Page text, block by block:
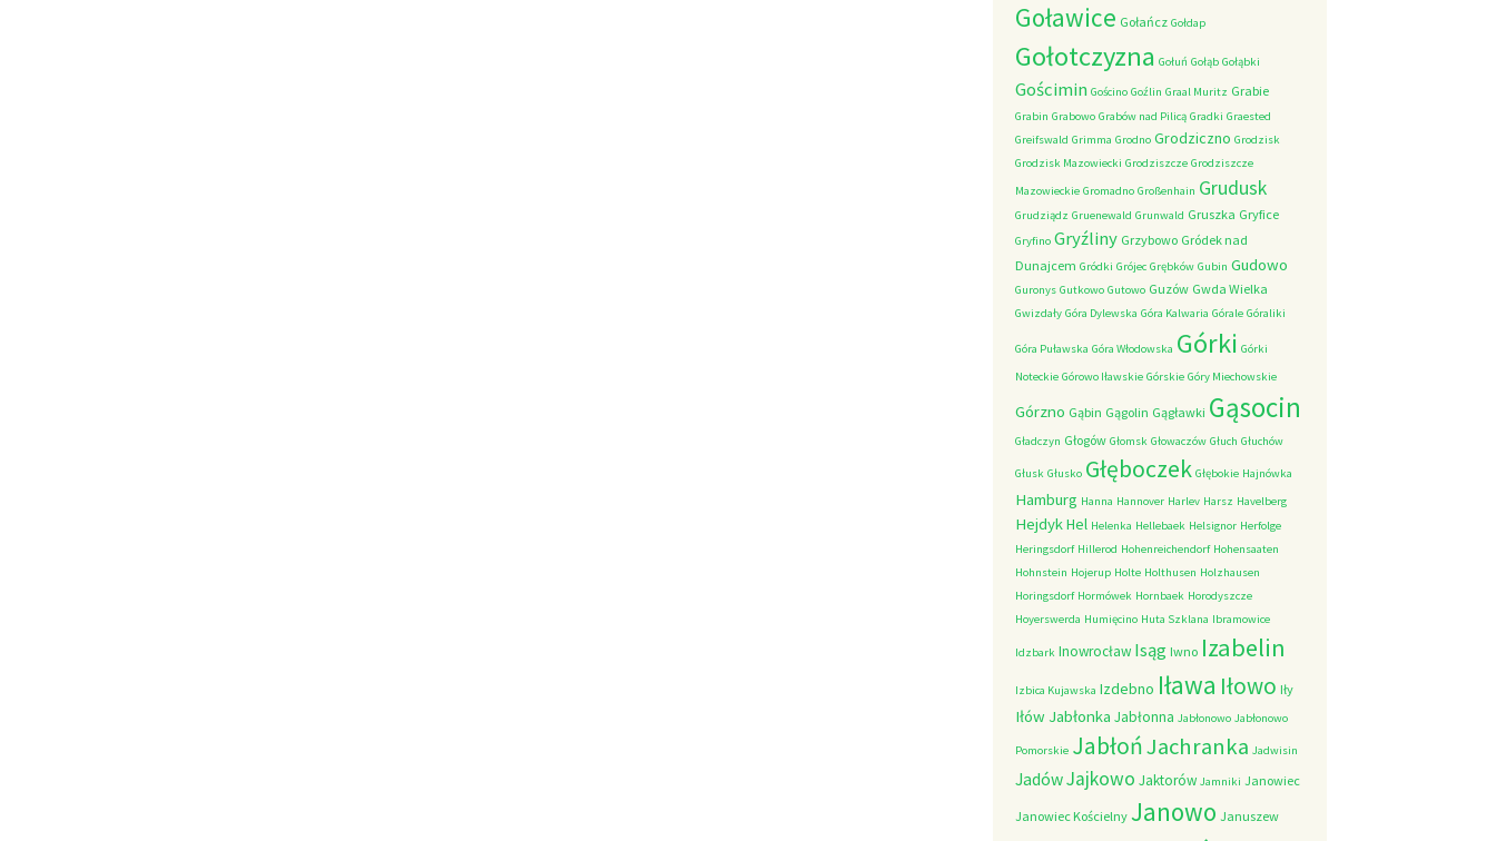
Goławice Gołańcz Gołdap
Gołotczyzna Gołuń Gołąb Gołąbki
Gościmin Gościno Goźlin Graal Muritz Grabie
Grabin Grabowo Grabów nad Pilicą Gradki Graested
Greifswald Grimma Grodno Grodziczno Grodzisk
Grodzisk Mazowiecki Grodziszcze Grodziszcze
Mazowieckie Gromadno Großenhain Grudusk
Grudziądz Gruenewald Grunwald Gruszka Gryfice
Gryfino Gryźliny Grzybowo Gródek nad
Dunajcem Gródki Grójec Grębków Gubin Gudowo
Guronys Gutkowo Gutowo Guzów Gwda Wielka
Gwizdały Góra Dylewska Góra Kalwaria Górale Góraliki
Góra Puławska Góra Włodowska Górki Górki
Noteckie Górowo Iławskie Górskie Góry Miechowskie
Górzno Gąbin Gągolin Gągławki Gąsocin
Gładczyn Głogów Głomsk Głowaczów Głuch Głuchów
Głusk Głusko Głęboczek Głębokie Hajnówka
Hamburg Hanna Hannover Harlev Harsz Havelberg
HejdykHel Helenka Hellebaek Helsignor Herfolge
Heringsdorf Hillerod Hohenreichendorf Hohensaaten
Hohnstein Hojerup Holte Holthusen Holzhausen
Horingsdorf Hormówek Hornbaek Horodyszcze
Hoyerswerda Humięcino Huta Szklana Ibramowice
Idzbark Inowrocław Isąg Iwno Izabelin
Izbica Kujawska Izdebno Iława Iłowo Iły
Iłów Jabłonka Jabłonna Jabłonowo Jabłonowo
Pomorskie JabłońJachranka Jadwisin
JadówJajkowo Jaktorów Jamniki Janowiec
Janowiec Kościelny Janowo Januszew